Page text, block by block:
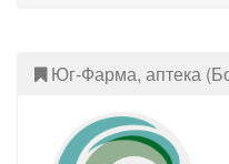
Юг-Фарма, аптека